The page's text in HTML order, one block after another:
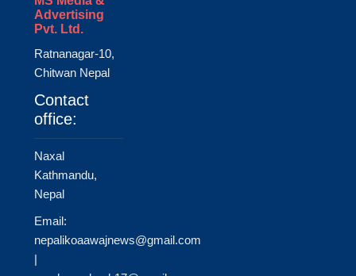
Advertising
Pvt. Ltd.
Ratnanagar-10,
Chitwan Nepal
Contact
office:
Naxal
Kathmandu,
Nepal
Email:
nepalikoaawajnews@gmail.com
|